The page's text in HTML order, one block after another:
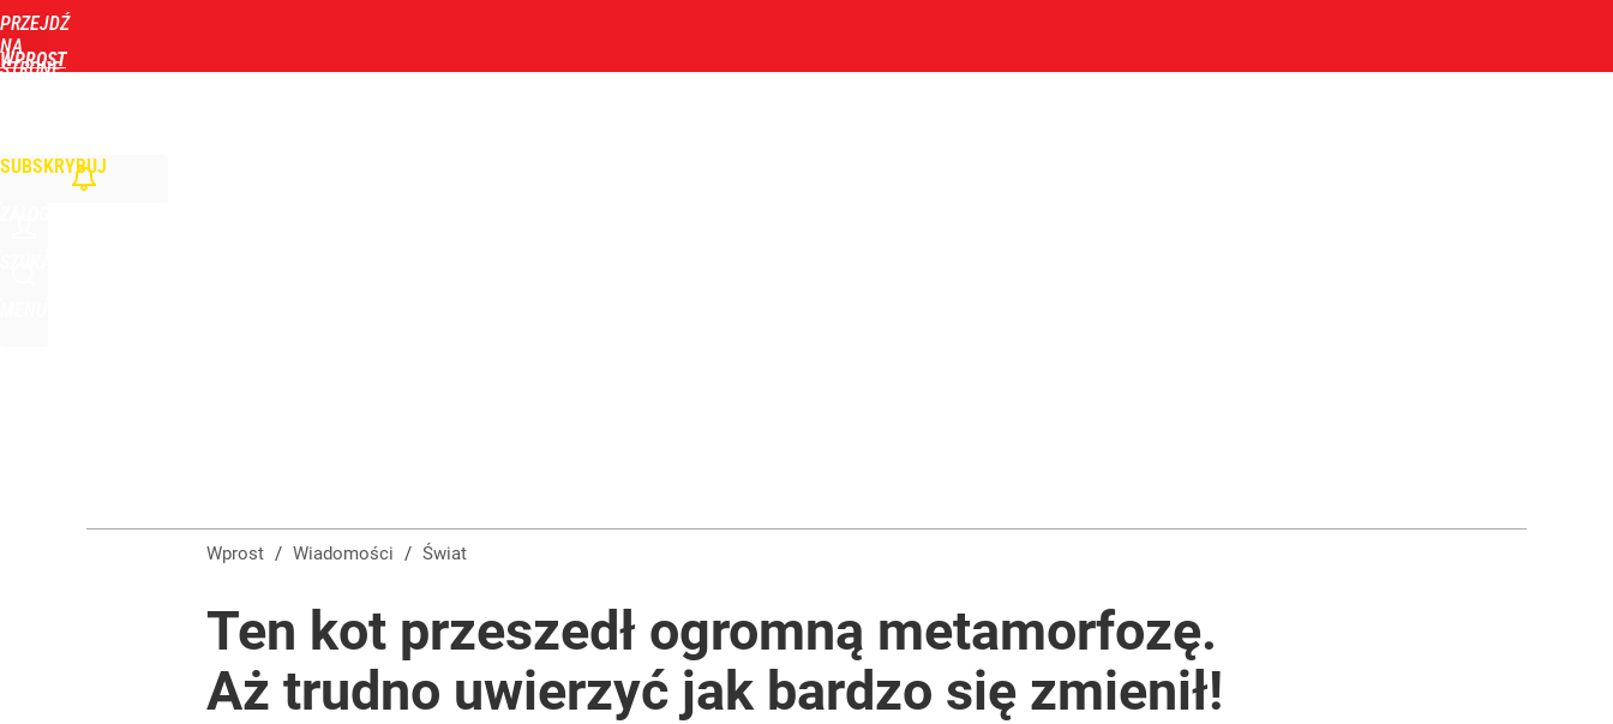
PRZEJDŹ
NA
STRONĘ
WPROST
SUBSKRYBUJ
3
Masowe zatrucia nad polskim morzem. Wprowadzono kwarantannę
Wrze po roku Nawrockiego. „Największa hańba” kontra „Cała Europa nam go zazdrości”
Wprost / Wiadomości / Świat
Ten kot przeszedł ogromną metamorfozę.
Aż trudno uwierzyć jak bardzo się zmienił!